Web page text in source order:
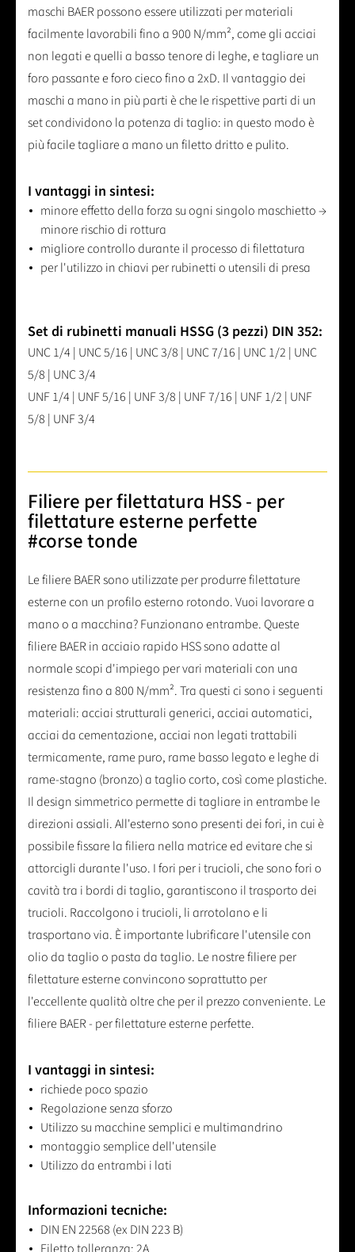
maschi BAER possono essere utilizzati per materiali
facilmente lavorabili fino a 900 N/mm², come gli acciai
non legati e quelli a basso tenore di leghe, e tagliare un
foro passante e foro cieco fino a 2xD. Il vantaggio dei
maschi a mano in più parti è che le rispettive parti di un
set condividono la potenza di taglio: in questo modo è
più facile tagliare a mano un filetto dritto e pulito.
I vantaggi in sintesi:
minore effetto della forza su ogni singolo maschietto →
minore rischio di rottura
migliore controllo durante il processo di filettatura
per l'utilizzo in chiavi per rubinetti o utensili di presa
Set di rubinetti manuali HSSG (3 pezzi) DIN 352:
UNC 1/4 | UNC 5/16 | UNC 3/8 | UNC 7/16 | UNC 1/2 | UNC
5/8 | UNC 3/4
UNF 1/4 | UNF 5/16 | UNF 3/8 | UNF 7/16 | UNF 1/2 | UNF
5/8 | UNF 3/4
Filiere per filettatura HSS - per
filettature esterne perfette
#corse tonde
Le filiere BAER sono utilizzate per produrre filettature
esterne con un profilo esterno rotondo. Vuoi lavorare a
mano o a macchina? Funzionano entrambe. Queste
filiere BAER in acciaio rapido HSS sono adatte al
normale scopi d'impiego per vari materiali con una
resistenza fino a 800 N/mm². Tra questi ci sono i seguenti
materiali: acciai strutturali generici, acciai automatici,
acciai da cementazione, acciai non legati trattabili
termicamente, rame puro, rame basso legato e leghe di
rame-stagno (bronzo) a taglio corto, così come plastiche.
Il design simmetrico permette di tagliare in entrambe le
direzioni assiali. All'esterno sono presenti dei fori, in cui è
possibile fissare la filiera nella matrice ed evitare che si
attorcigli durante l'uso. I fori per i trucioli, che sono fori o
cavità tra i bordi di taglio, garantiscono il trasporto dei
trucioli. Raccolgono i trucioli, li arrotolano e li
trasportano via. È importante lubrificare l'utensile con
olio da taglio o pasta da taglio. Le nostre filiere per
filettature esterne convincono soprattutto per
l'eccellente qualità oltre che per il prezzo conveniente. Le
filiere BAER - per filettature esterne perfette.
I vantaggi in sintesi:
richiede poco spazio
Regolazione senza sforzo
Utilizzo su macchine semplici e multimandrino
montaggio semplice dell'utensile
Utilizzo da entrambi i lati
Informazioni tecniche:
DIN EN 22568 (ex DIN 223 B)